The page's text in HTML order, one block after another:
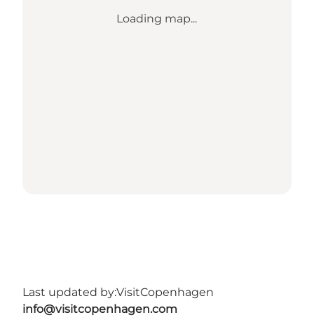
Loading map...
Last updated by:VisitCopenhagen
info@visitcopenhagen.com